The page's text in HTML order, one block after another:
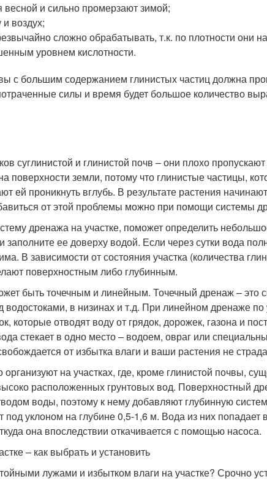
весной и сильно промерзают зимой;
воздух;
сложно обрабатывать, т.к. по плотности они
уровнем кислотности.
с большим содержанием глинистых частиц должна
силы и время будет большое количество
суглинистой и глинистой почв – они плохо
поверхности земли, потому что глинистые частицы,
ей проникнуть вглубь. В результате растения
от этой проблемы можно при помощи системы
дренажа на участке, поможет определить
заполните ее доверху водой. Если через сутки вода
В зависимости от состояния участка (количества
поверхностным либо глубинным.
быть точечным и линейным. Точечный дренаж – это
в низинах и т.д. При линейном дренаже по
которые отводят воду от грядок, дорожек, газона и
стекает в одно место – водоем, овраг или
от избытка влаги и ваши растения не
на участках, где, кроме глинистой почвы,
расположенных грунтовых вод. Поверхностный
воды, поэтому к нему добавляют глубинную
под уклоном на глубине 0,5-1,6 м. Вода из них попадает
она впоследствии откачивается с помощью насоса.
– как выбрать и установить
лужами и избытком влаги на участке? Срочно